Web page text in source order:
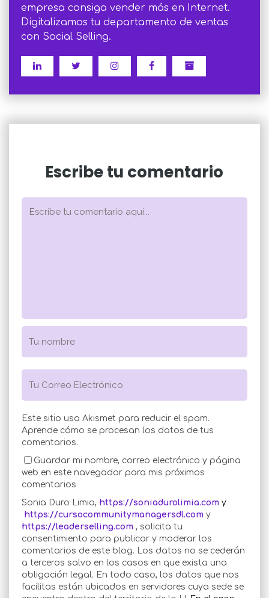
empresa consiga vender más en Internet.
Digitalizamos tu departamento de ventas
con Social Selling.
Escribe tu comentario
Este sitio usa Akismet para reducir el spam.
Aprende cómo se procesan los datos de tus
comentarios.
Guardar mi nombre, correo electrónico y página
web en este navegador para mis próximos
comentarios
Sonia Duro Limia, https://soniadurolimia.com y
https://cursocommunitymanagersdl.com y
https://leaderselling.com , solicita tu
consentimiento para publicar y moderar los
comentarios de este blog. Los datos no se cederán
a terceros salvo en los casos en que exista una
obligación legal. En todo caso, los datos que nos
facilitas están ubicados en servidores cuya sede se